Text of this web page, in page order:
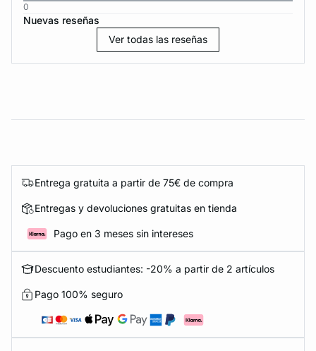
0
Nuevas reseñas
Ver todas las reseñas
Entrega gratuita a partir de 75€ de compra
Entregas y devoluciones gratuitas en tienda
Pago en 3 meses sin intereses
Descuento estudiantes: -20% a partir de 2 artículos
Pago 100% seguro